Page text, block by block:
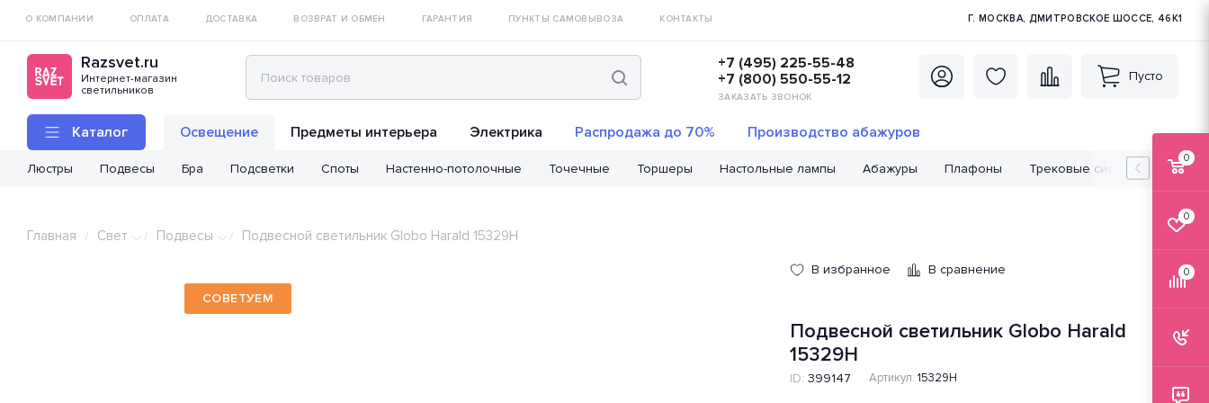
О КОМПАНИИ ОПЛАТА ДОСТАВКА ВОЗВРАТ И ОБМЕН ГАРАНТИЯ ПУНКТЫ САМОВЫВОЗА КОНТАКТЫ Г. МОСКВА, ДМИТРОВСКОЕ ШОССЕ, 46К1
Razsvet.ru
Интернет-магазин
светильников
+7 (495) 225-55-48
+7 (800) 550-55-12
ЗАКАЗАТЬ ЗВОНОК
Пусто
Каталог Освещение
Люстры Подвесы Бра Подсветки Споты Настенно-потолочные Точечные Торшеры Настольные лампы Абажуры Плафоны Трековые системы
Предметы интерьера Электрика Распродажа до 70% Производство абажуров
Главная / Свет / Подвесы / Подвесной светильник Globo Harald 15329H
СОВЕТУЕМ
В избранное В сравнение
Подвесной светильник Globo Harald
15329H
ID: 399147 Артикул: 15329H
0
0
0